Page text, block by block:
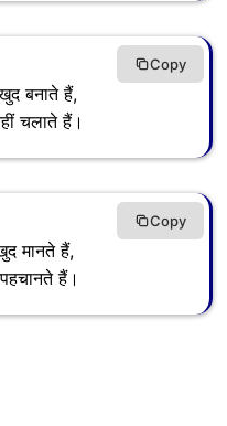
बनाते हैं,
चलाते हैं।
Copy
मानते हैं,
हैं।
Copy